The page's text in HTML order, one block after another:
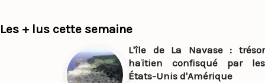
Les + lus cette semaine
L'île de La Navase : trésor
haïtien confisqué par les
États-Unis d'Amérique